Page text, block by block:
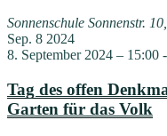
Sonnenschule Sonnenstr.
Sep. 8 2024
8. September 2024 – 15:00 -
Tag des offen
Garten für das Volk